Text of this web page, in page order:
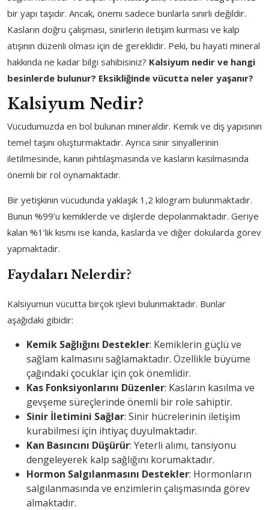
bir yapı taşıdır. Ancak, önemi sadece bunlarla sınırlı değildir.
Kasların doğru çalışması, sinirlerin iletişim kurması ve kalp
atışının düzenli olması için de gereklidir. Peki, bu hayati mineral
hakkında ne kadar bilgi sahibisiniz? Kalsiyum nedir ve hangi
besinlerde bulunur? Eksikliğinde vücutta neler yaşanır?
Kalsiyum Nedir?
Vücudumuzda en bol bulunan mineraldir. Kemik ve diş yapısının
temel taşını oluşturmaktadır. Ayrıca sinir sinyallerinin
iletilmesinde, kanın pıhtılaşmasında ve kasların kasılmasında
önemli bir rol oynamaktadır.
Bir yetişkinin vücudunda yaklaşık 1,2 kilogram bulunmaktadır.
Bunun %99’u kemiklerde ve dişlerde depolanmaktadır. Geriye
kalan %1’lik kısmı ise kanda, kaslarda ve diğer dokularda görev
yapmaktadır.
Faydaları Nelerdir?
Kalsiyumun vücutta birçok işlevi bulunmaktadır. Bunlar
aşağıdaki gibidir:
Kemik Sağlığını Destekler: Kemiklerin güçlü ve
sağlam kalmasını sağlamaktadır. Özellikle büyüme
çağındaki çocuklar için çok önemlidir.
Kas Fonksiyonlarını Düzenler: Kasların kasılma ve
gevşeme süreçlerinde önemli bir role sahiptir.
Sinir İletimini Sağlar: Sinir hücrelerinin iletişim
kurabilmesi için ihtiyaç duyulmaktadır.
Kan Basıncını Düşürür: Yeterli alımı, tansiyonu
dengeleyerek kalp sağlığını korumaktadır.
Hormon Salgılanmasını Destekler: Hormonların
salgılanmasında ve enzimlerin çalışmasında görev
almaktadır.